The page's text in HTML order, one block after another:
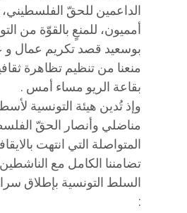
الداعمين للحقّ
أمميون، للمنعٍ بالقوّة من
بوسعيد قصد تكريم عمال و
منعنا من تنظيم تظاهرة
بقاعة الريو مساء أمس .
وإذ تُدين هيئة التونسية
مناضلي وأنصار الحقّ
المتواصلة التي انتهت
تضامننا الكامل مع
السلط التونسية بإطلاق
: